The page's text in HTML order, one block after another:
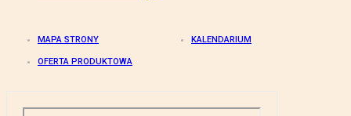
MAPA STRONY KALENDARIUM
OFERTA PRODUKTOWA